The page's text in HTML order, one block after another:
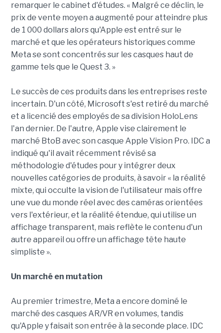
remarquer le cabinet d'études. « Malgré ce déclin, le
prix de vente moyen a augmenté pour atteindre plus
de 1 000 dollars alors qu'Apple est entré sur le
marché et que les opérateurs historiques comme
Meta se sont concentrés sur les casques haut de
gamme tels que le Quest 3. »
Le succès de ces produits dans les entreprises reste
incertain. D'un côté, Microsoft s'est retiré du marché
et a licencié des employés de sa division HoloLens
l'an dernier. De l'autre, Apple vise clairement le
marché BtoB avec son casque Apple Vision Pro. IDC a
indiqué qu'il avait récemment révisé sa
méthodologie d'études pour y intégrer deux
nouvelles catégories de produits, à savoir « la réalité
mixte, qui occulte la vision de l'utilisateur mais offre
une vue du monde réel avec des caméras orientées
vers l'extérieur, et la réalité étendue, qui utilise un
affichage transparent, mais reflète le contenu d'un
autre appareil ou offre un affichage tête haute
simpliste ».
Un marché en mutation
Au premier trimestre, Meta a encore dominé le
marché des casques AR/VR en volumes, tandis
qu'Apple y faisait son entrée à la seconde place. IDC